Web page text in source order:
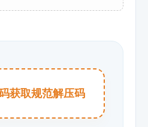
获取规范解压码